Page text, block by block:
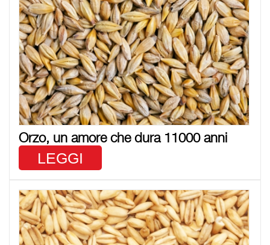
Orzo, un amore che dura 11000 anni
LEGGI